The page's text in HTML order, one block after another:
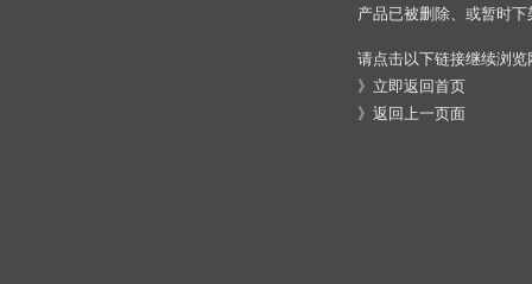
产品已被删除、或暂时下
请点击以下链接继续浏览
》 立即返回首页
》 返回上一页面